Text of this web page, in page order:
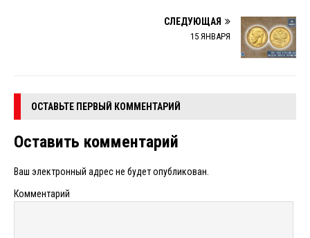
СЛЕДУЮЩАЯ
15 ЯНВАРЯ
ОСТАВЬТЕ ПЕРВЫЙ КОММЕНТАРИЙ
Оставить комментарий
Ваш электронный адрес не будет опубликован.
Комментарий